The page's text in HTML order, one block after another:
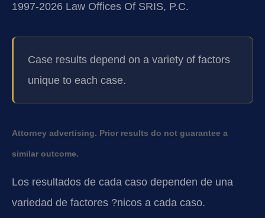
1997-2026 Law Offices Of SRIS, P.C.
Case results depend on a variety of factors
unique to each case.
Attorney advertising. Prior results do not guarantee a
similar outcome.
Los resultados de cada caso dependen de una
variedad de factores ?nicos a cada caso.